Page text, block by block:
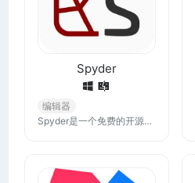
Spyder
编辑器
Spyder是一个免费的开源科学环境，用 Python 编写，由 Python 设计，为科学家、工程师和数据分析师设计。它具有综合开发工具的高级编辑、分析、调试和分析功能与科学软件包的数据探索、交互式执行、深度检查和美观可视化功能的独特组合。